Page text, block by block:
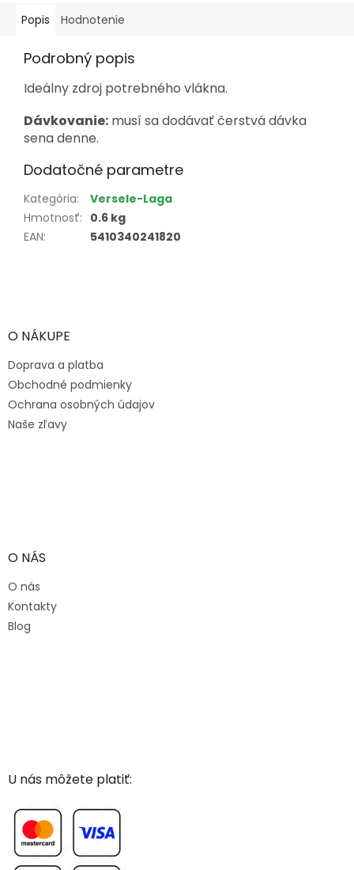
Popis Hodnotenie
Podrobný popis
Ideálny zdroj potrebného vlákna.
Dávkovanie: musí sa dodávať čerstvá dávka
sena denne.
Dodatočné parametre
Kategória:
Versele-Laga
Hmotnosť: 0.6 kg
EAN: 5410340241820
ä
e
O NÁKUPE
Doprava a platba
Obchodné podmienky
Ochrana osobných údajov
Naše zľavy
O NÁS
O nás
Kontakty
Blog
U nás môžete platiť: